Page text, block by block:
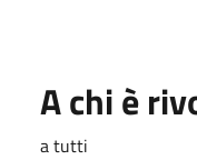
A chi è
a tutti